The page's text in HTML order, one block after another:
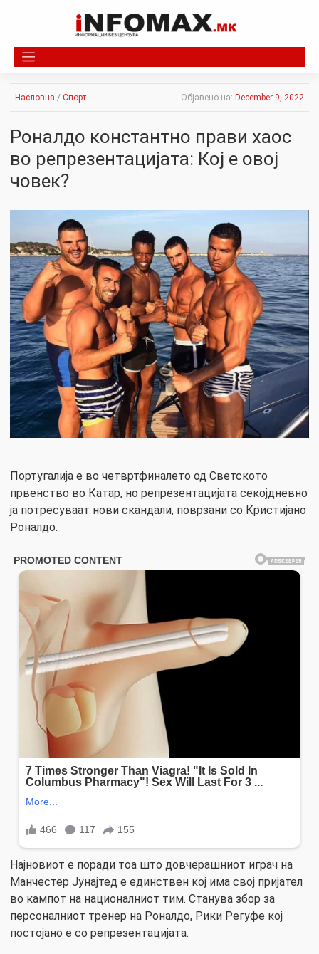
Насловна / Спорт Објавено на: December 9, 2022
Роналдо константно прави хаос
во репрезентацијата: Кој е овој
човек?
Португалија е во четвртфиналето од Светското
првенство во Катар, но репрезентацијата секојдневно
ја потресуваат нови скандали, поврзани со Кристијано
Роналдо.
Најновиот е поради тоа што довчерашниот играч на
Манчестер Јунајтед е единствен кој има свој пријател
во кампот на националниот тим. Станува збор за
персоналниот тренер на Роналдо, Рики Регуфе кој
постојано е со репрезентацијата.